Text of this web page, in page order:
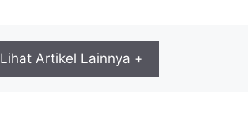
Lihat Artikel Lainnya +